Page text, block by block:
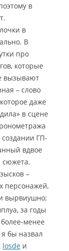
в
в
В
про
которые
вызывают
– слово
даже
в сцене
ГП-
вдвое
сюжета.
–
персонажей,
вырвиушно;
за годы
менее
бы назвал
losde и